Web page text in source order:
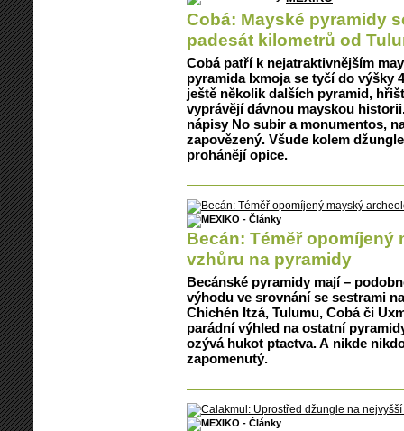
Cobá: Mayské pyramidy
padesát kilometrů od
Cobá patří k nejatraktivnějším
pyramida Ixmoja se tyčí do výšky
ještě několik dalších pyramid,
vyprávějí dávnou mayskou
nápisy No subir a monumentos,
zapovězený. Všude kolem
prohánějí opice.
Becán: Téměř opomíjený
vzhůru na pyramidy
Becánské pyramidy mají –
výhodu ve srovnání se sestrami
Chichén Itzá, Tulumu, Cobá či
parádní výhled na ostatní
ozývá hukot ptactva. A nikde
zapomenutý.